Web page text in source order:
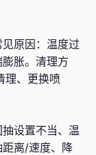
原因：温度过
胀。清理方
理、更换喷
设置不当、温
离/速度、降